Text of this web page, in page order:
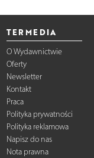
TERMEDIA
O Wydawnictwie
Oferty
Newsletter
Kontakt
Praca
Polityka prywatności
Polityka reklamowa
Napisz do nas
Nota prawna